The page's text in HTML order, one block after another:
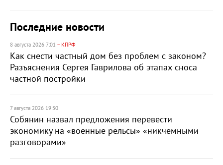
Последние новости
8 августа 2026 7:01 – КПРФ
Как снести частный дом без проблем с законом?
Разъяснения Сергея Гаврилова об этапах сноса
частной постройки
7 августа 2026 19:30
Собянин назвал предложения перевести
экономику на «военные рельсы» «никчемными
разговорами»